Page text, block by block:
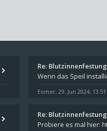
Re: Blutzinnenfestung
Eomer, 29. Jun 2024, 13:51
Re: Blutzinnenfestung